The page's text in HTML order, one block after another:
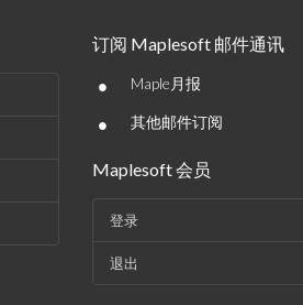
订阅 Maplesoft 邮件通讯
• Maple月报
• 其他邮件订阅
Maplesoft 会员
登录
退出